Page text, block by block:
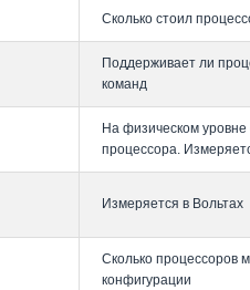
Сколько стоил
Поддерживает ли
команд
На физическом
процессора.
Измеряется в Вольтах
Сколько процессоров
конфигурации